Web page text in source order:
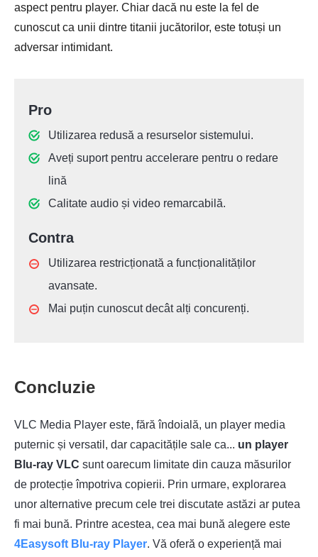
aspect pentru player. Chiar dacă nu este la fel de
cunoscut ca unii dintre titanii jucătorilor, este totuși un
adversar intimidant.
Pro
Utilizarea redusă a resurselor sistemului.
Aveți suport pentru accelerare pentru o redare
lină
Calitate audio și video remarcabilă.
Contra
Utilizarea restricționată a funcționalităților
avansate.
Mai puțin cunoscut decât alți concurenți.
Concluzie
VLC Media Player este, fără îndoială, un player media
puternic și versatil, dar capacitățile sale ca... un player
Blu-ray VLC sunt oarecum limitate din cauza măsurilor
de protecție împotriva copierii. Prin urmare, explorarea
unor alternative precum cele trei discutate astăzi ar putea
fi mai bună. Printre acestea, cea mai bună alegere este
4Easysoft Blu-ray Player. Vă oferă o experiență mai